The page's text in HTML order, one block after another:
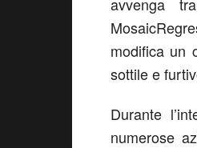
modifica un
sottile e
Durante
numerose